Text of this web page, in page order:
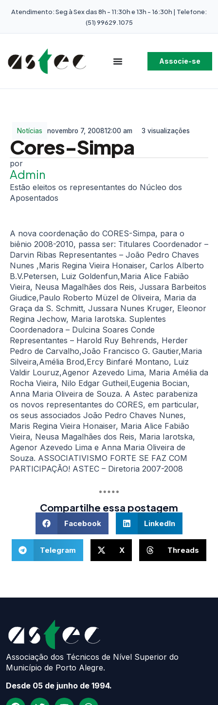
Atendimento: Seg à Sex das 8h - 11:30h e 13h - 16:30h | Telefone:
(51) 99629.1075
Associe-se
Notícias novembro 7, 200812:00 am 3 visualizações
Cores-Simpa
Admin
Estão eleitos os representantes do Núcleo dos
Aposentados
A nova coordenação do CORES-Simpa, para o
biênio 2008-2010, passa ser: Titulares Coordenador –
Darvin Ribas Representantes – João Pedro Chaves
Nunes ,Maris Regina Vieira Honaiser, Carlos Alberto
B.V.Petersen, Luiz Goldenfun,Maria Alice Fabião
Vieira, Neusa Magalhães dos Reis, Jussara Barbeitos
Giudice,Paulo Roberto Müzel de Oliveira, Maria da
Graça da S. Schmitt, Jussara Nunes Kruger, Eleonor
Regina Jechow, Maria Iarotska. Suplentes
Coordenadora – Dulcina Soares Conde
Representantes – Harold Ruy Behrends, Herder
Pedro de Carvalho,João Francisco G. Gautier,Maria
Silveira,Amélia Brod,Ercy Binfaré Montano, Luiz
Valdir Louruz,Agenor Azevedo Lima, Maria Amélia da
Rocha Vieira, Nilo Edgar Gutheil,Eugenia Bocian,
Anna Maria Oliveira de Souza. A Astec parabeniza
os novos representantes do CORES, em particular,
os seus associados João Pedro Chaves Nunes,
Maris Regina Vieira Honaiser, Maria Alice Fabião
Vieira, Neusa Magalhães dos Reis, Maria Iarotska,
Agenor Azevedo Lima e Anna Maria Oliveira de
Souza. ASSOCIATIVISMO FORTE SE FAZ COM
PARTICIPAÇÃO! ASTEC – Diretoria 2007-2008
Compartilhe essa postagem
Facebook LinkedIn
Telegram X Threads
Associação dos Técnicos de Nível Superior do
Município de Porto Alegre.
Desde 05 de junho de 1994.